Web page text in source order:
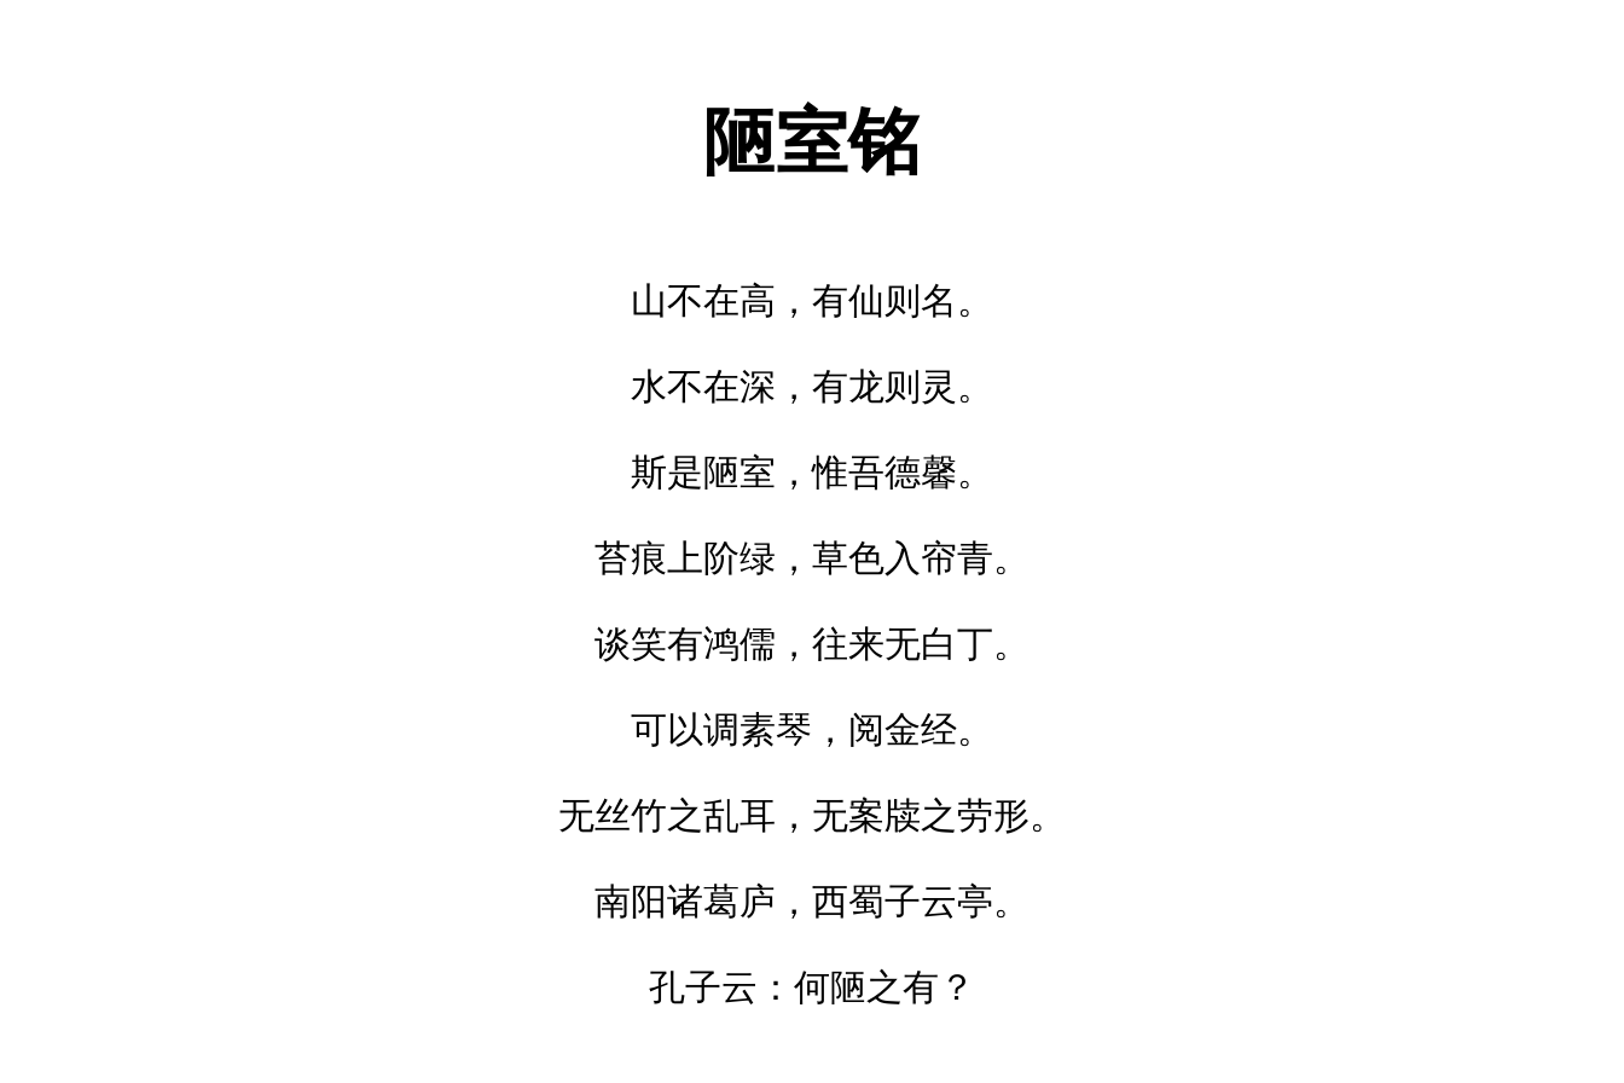
陋室铭
山不在高，有仙则名。
水不在深，有龙则灵。
斯是陋室，惟吾德馨。
苔痕上阶绿，草色入帘青。
谈笑有鸿儒，往来无白丁。
可以调素琴，阅金经。
无丝竹之乱耳，无案牍之劳形。
南阳诸葛庐，西蜀子云亭。
孔子云：何陋之有？